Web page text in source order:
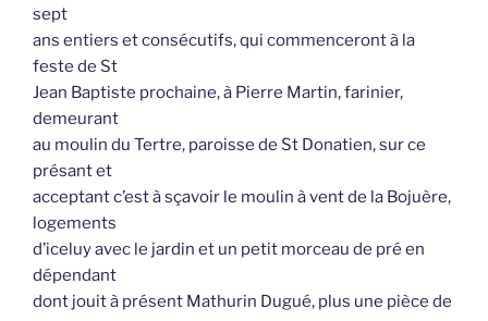
sept
ans entiers et consécutifs, qui commenceront à la
feste de St
Jean Baptiste prochaine, à Pierre Martin, farinier,
demeurant
au moulin du Tertre, paroisse de St Donatien, sur ce
présant et
acceptant c’est à sçavoir le moulin à vent de la Bojuère,
logements
d’iceluy avec le jardin et un petit morceau de pré en
dépendant
dont jouit à présent Mathurin Dugué, plus une pièce de